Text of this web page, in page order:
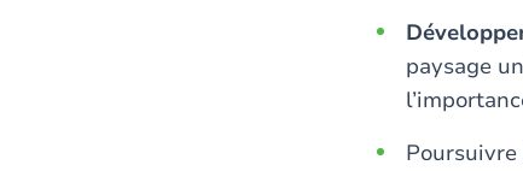
paysage
Poursuivre